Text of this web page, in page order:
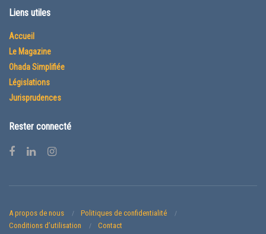
Liens utiles
Accueil
Le Magazine
Ohada Simplifiée
Législations
Jurisprudences
Rester connecté
A propos de nous
Politiques de confidentialité
Conditions d’utilisation
Contact